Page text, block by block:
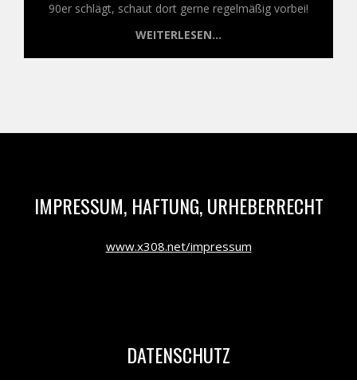
90er schlägt, schaut dort gerne regelmäßig vorbei!
WEITERLESEN...
IMPRESSUM, HAFTUNG, URHEBERRECHT
www.x308.net/impressum
DATENSCHUTZ